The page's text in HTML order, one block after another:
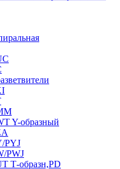
Y-образный
PYJ
PWJ
Т-образн,PD